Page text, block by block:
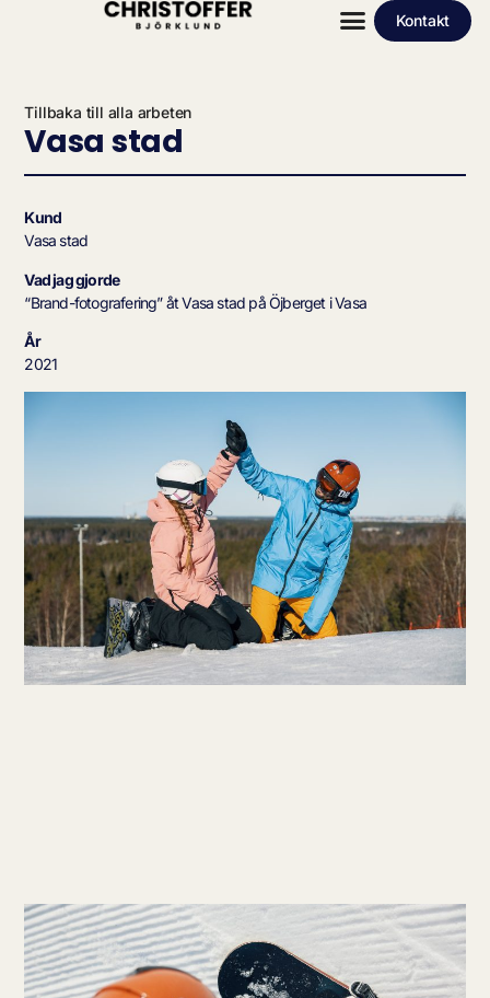
Kontakt
Tillbaka till alla arbeten
Vasa stad
Kund
Vasa stad
Vad jag gjorde
“Brand-fotografering” åt Vasa stad på Öjberget i Vasa
År
2021